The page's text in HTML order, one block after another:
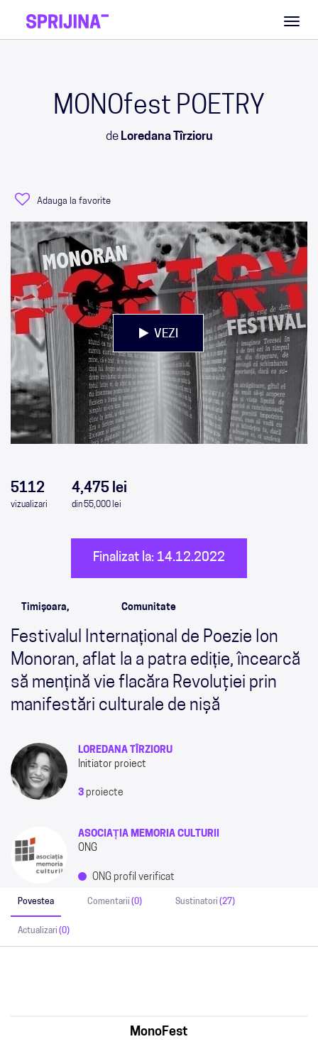
MONOfest POETRY
de Loredana Tîrzioru
Adauga la favorite
VEZI
5112
vizualizari
4,475 lei
din 55,000 lei
Finalizat la: 14.12.2022
Timișoara, Comunitate
Festivalul Internațional de Poezie Ion
Monoran, aflat la a patra ediție, încearcă
să mențină vie flacăra Revoluţiei prin
manifestări culturale de nișă
LOREDANA TÎRZIORU
Initiator proiect
3 proiecte
ASOCIAȚIA MEMORIA CULTURII
ONG
ONG profil verificat
Povestea Comentarii (0) Sustinatori (27)
Actualizari (0)
MonoFest